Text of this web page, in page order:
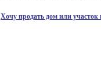
Хочу продать дом или участок